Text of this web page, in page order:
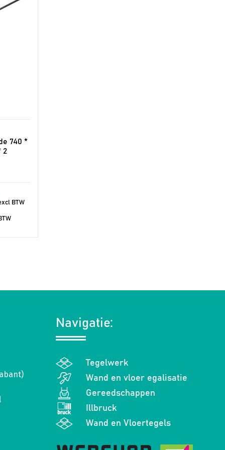
740 *
2
BTW
Navigatie:
Tegelwerk
Wand en vloer egalisatie
Gereedschappen
Illbruck
Wand en Vloertegels